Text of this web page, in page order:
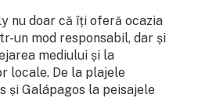
nu doar că îți oferă ocazia
un mod responsabil, dar și
mediului și la
locale. De la plajele
și Galápagos la peisajele